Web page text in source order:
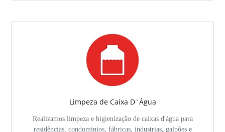
Limpeza de Caixa D`Água
Realizamos limpeza e higienização de caixas d'água para
residências, condominios, fábricas, industrias, galpões e